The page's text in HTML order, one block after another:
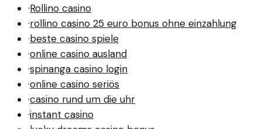
·Rollino casino
·rollino casino 25 euro bonus ohne einzahlung
·beste casino spiele
·online casino ausland
·spinanga casino login
·online casino seriös
·casino rund um die uhr
·instant casino